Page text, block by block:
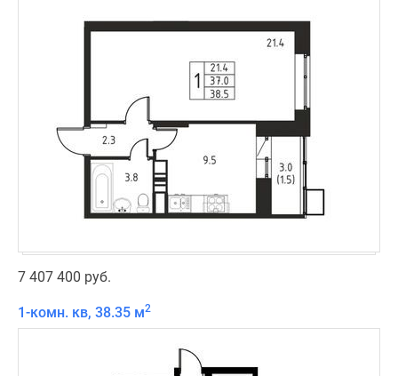
7 407 400 руб.
1-комн. кв, 38.35 м2